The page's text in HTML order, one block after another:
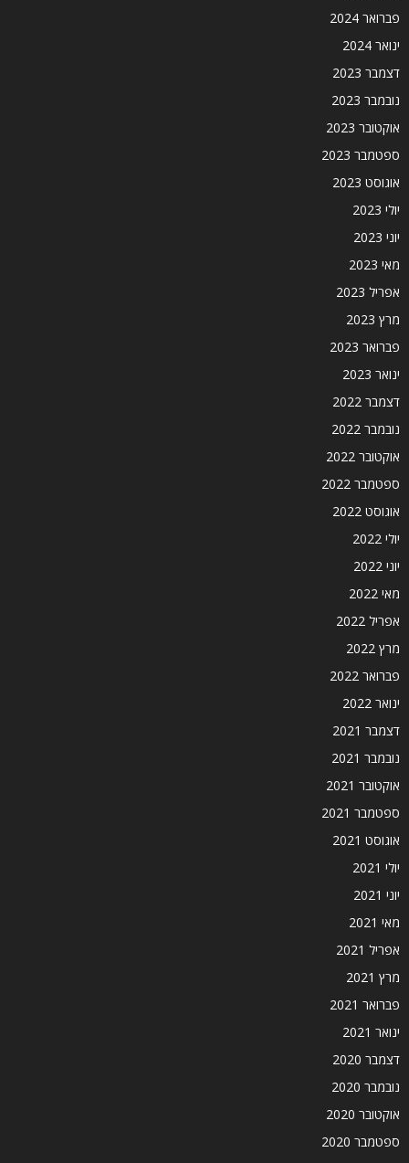
פברואר 2024
ינואר 2024
דצמבר 2023
נובמבר 2023
אוקטובר 2023
ספטמבר 2023
אוגוסט 2023
יולי 2023
יוני 2023
מאי 2023
אפריל 2023
מרץ 2023
פברואר 2023
ינואר 2023
דצמבר 2022
נובמבר 2022
אוקטובר 2022
ספטמבר 2022
אוגוסט 2022
יולי 2022
יוני 2022
מאי 2022
אפריל 2022
מרץ 2022
פברואר 2022
ינואר 2022
דצמבר 2021
נובמבר 2021
אוקטובר 2021
ספטמבר 2021
אוגוסט 2021
יולי 2021
יוני 2021
מאי 2021
אפריל 2021
מרץ 2021
פברואר 2021
ינואר 2021
דצמבר 2020
נובמבר 2020
אוקטובר 2020
ספטמבר 2020